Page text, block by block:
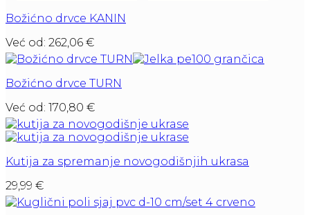
Božićno drvce KANIN
Već od: 262,06 €
Božićno drvce TURN
Već od: 170,80 €
Kutija za spremanje novogodišnjih ukrasa
29,99 €